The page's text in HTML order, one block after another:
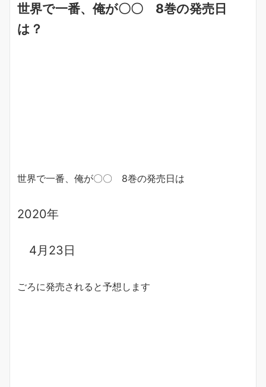
世界で一番、俺が〇〇 8巻の発売日
は？
世界で一番、俺が〇〇 8巻の発売日は
2020年
4月23日
ごろに発売されると予想します